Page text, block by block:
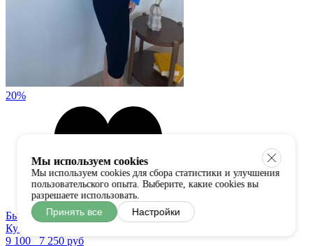
20%
Быстрый просмотр
Купить в один клик
9 100
7 250 руб
Мы используем cookies
Мы используем cookies для сбора статистики и улучшения
пользовательского опыта. Выберите, какие cookies вы
разрешаете использовать.
Принять все Настройки